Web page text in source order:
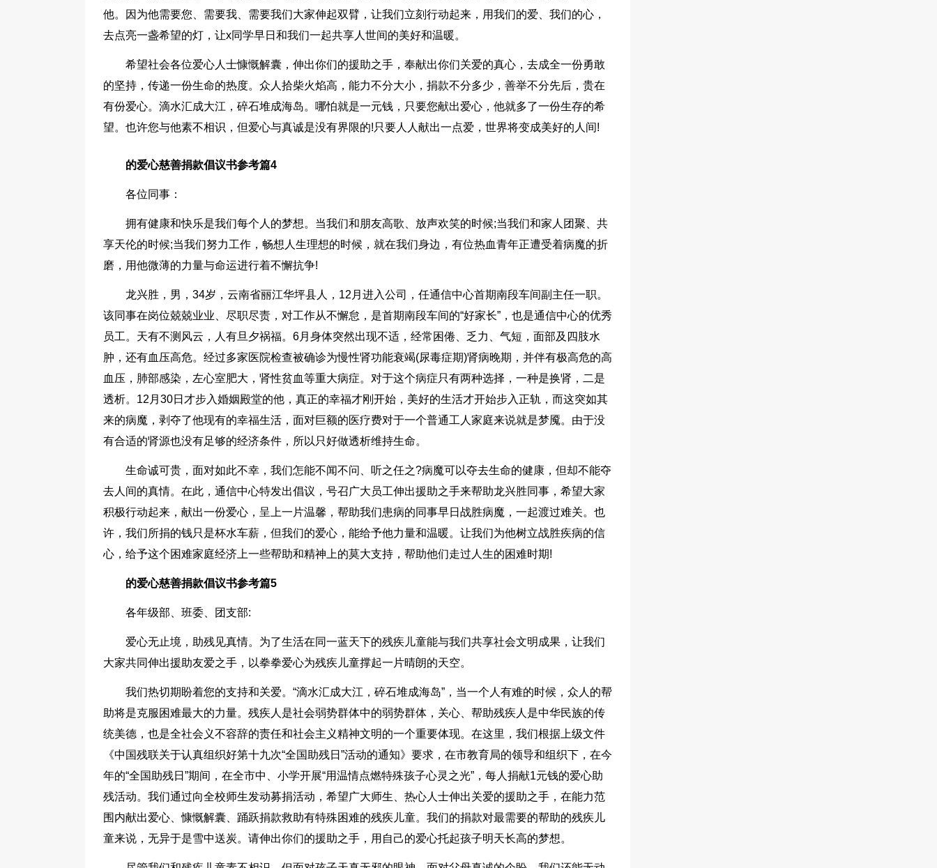
他。因为他需要您、需要我、需要我们大家伸起双臂，让我们立刻行动起来，用我们的爱、我们的心，
去点亮一盏希望的灯，让x同学早日和我们一起共享人世间的美好和温暖。
希望社会各位爱心人士慷慨解囊，伸出你们的援助之手，奉献出你们关爱的真心，去成全一份勇敢
的坚持，传递一份生命的热度。众人拾柴火焰高，能力不分大小，捐款不分多少，善举不分先后，贵在
有份爱心。滴水汇成大江，碎石堆成海岛。哪怕就是一元钱，只要您献出爱心，他就多了一份生存的希
望。也许您与他素不相识，但爱心与真诚是没有界限的!只要人人献出一点爱，世界将变成美好的人间!
的爱心慈善捐款倡议书参考篇4
各位同事：
拥有健康和快乐是我们每个人的梦想。当我们和朋友高歌、放声欢笑的时候;当我们和家人团聚、共
享天伦的时候;当我们努力工作，畅想人生理想的时候，就在我们身边，有位热血青年正遭受着病魔的折
磨，用他微薄的力量与命运进行着不懈抗争!
龙兴胜，男，34岁，云南省丽江华坪县人，12月进入公司，任通信中心首期南段车间副主任一职。
该同事在岗位兢兢业业、尽职尽责，对工作从不懈怠，是首期南段车间的“好家长”，也是通信中心的优秀
员工。天有不测风云，人有旦夕祸福。6月身体突然出现不适，经常困倦、乏力、气短，面部及四肢水
肿，还有血压高危。经过多家医院检查被确诊为慢性肾功能衰竭(尿毒症期)肾病晚期，并伴有极高危的高
血压，肺部感染，左心室肥大，肾性贫血等重大病症。对于这个病症只有两种选择，一种是换肾，二是
透析。12月30日才步入婚姻殿堂的他，真正的幸福才刚开始，美好的生活才开始步入正轨，而这突如其
来的病魔，剥夺了他现有的幸福生活，面对巨额的医疗费对于一个普通工人家庭来说就是梦魇。由于没
有合适的肾源也没有足够的经济条件，所以只好做透析维持生命。
生命诚可贵，面对如此不幸，我们怎能不闻不问、听之任之?病魔可以夺去生命的健康，但却不能夺
去人间的真情。在此，通信中心特发出倡议，号召广大员工伸出援助之手来帮助龙兴胜同事，希望大家
积极行动起来，献出一份爱心，呈上一片温馨，帮助我们患病的同事早日战胜病魔，一起渡过难关。也
许，我们所捐的钱只是杯水车薪，但我们的爱心，能给予他力量和温暖。让我们为他树立战胜疾病的信
心，给予这个困难家庭经济上一些帮助和精神上的莫大支持，帮助他们走过人生的困难时期!
的爱心慈善捐款倡议书参考篇5
各年级部、班委、团支部:
爱心无止境，助残见真情。为了生活在同一蓝天下的残疾儿童能与我们共享社会文明成果，让我们
大家共同伸出援助友爱之手，以拳拳爱心为残疾儿童撑起一片晴朗的天空。
我们热切期盼着您的支持和关爱。“滴水汇成大江，碎石堆成海岛”，当一个人有难的时候，众人的帮
助将是克服困难最大的力量。残疾人是社会弱势群体中的弱势群体，关心、帮助残疾人是中华民族的传
统美德，也是全社会义不容辞的责任和社会主义精神文明的一个重要体现。在这里，我们根据上级文件
《中国残联关于认真组织好第十九次“全国助残日”活动的通知》要求，在市教育局的领导和组织下，在今
年的“全国助残日”期间，在全市中、小学开展“用温情点燃特殊孩子心灵之光”，每人捐献1元钱的爱心助
残活动。我们通过向全校师生发动募捐活动，希望广大师生、热心人士伸出关爱的援助之手，在能力范
围内献出爱心、慷慨解囊、踊跃捐款救助有特殊困难的残疾儿童。我们的捐款对最需要的帮助的残疾儿
童来说，无异于是雪中送炭。请伸出你们的援助之手，用自己的爱心托起孩子明天长高的梦想。